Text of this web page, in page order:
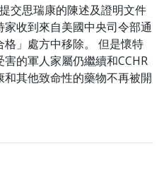
交思瑞康的陳述及證明文件
收到來自美國中央司令部通
」處方中移除。 但是懷特
的軍人家屬仍繼續和CCHR
其他致命性的藥物不再被開